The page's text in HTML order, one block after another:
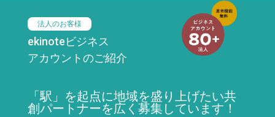
法人のお客様
ekinoteビジネス
アカウントのご紹介
「駅」を起点に地域を盛り上げたい共
創パートナーを広く募集しています！